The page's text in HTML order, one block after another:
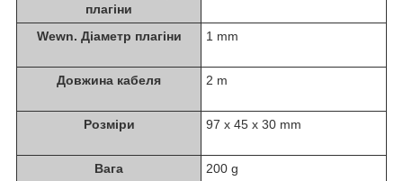
плагіни
Wewn. Діаметр плагіни 1 mm
Довжина кабеля 2 m
Розміри 97 x 45 x 30 mm
Вага 200 g